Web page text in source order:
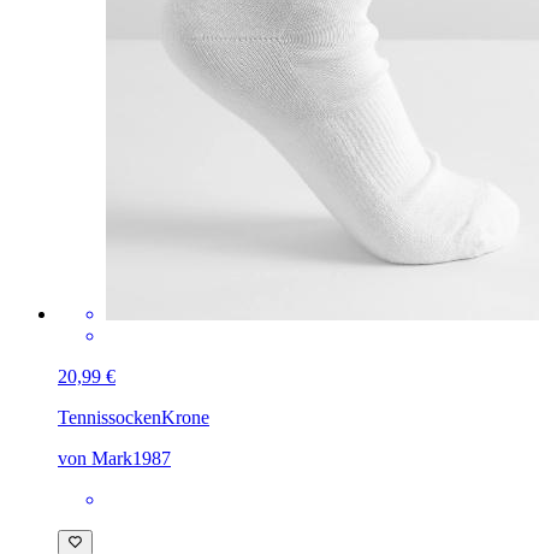
20,99 €
TennissockenKrone
von Mark1987